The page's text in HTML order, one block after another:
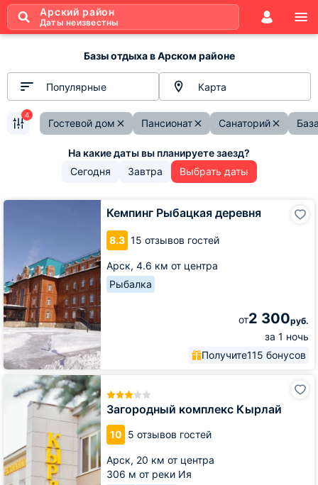
Арский район
Даты неизвестны
Базы отдыха в Арском районе
Популярные Карта
Гостевой дом Пансионат Санаторий
4
Сегодня Завтра Выбрать даты
Кемпинг Рыбацкая деревня
8.3 15 отзывов гостей
Арск, 4.6 км от центра
Рыбалка
от2 300руб.
за 1 ночь
Получите115 бонусов
Кемпинг
Загородный комплекс Кырлай
10 5 отзывов гостей
Арск, 20 км от центра
306 м от реки Ия
Загородный
комплекс
Кырлай